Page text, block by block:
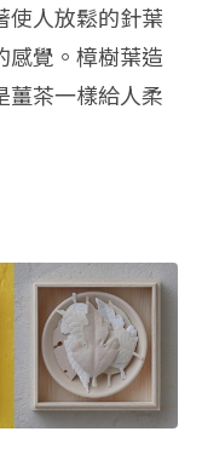
使人放鬆的針葉
感覺。樟樹葉造
薑茶一樣給人柔